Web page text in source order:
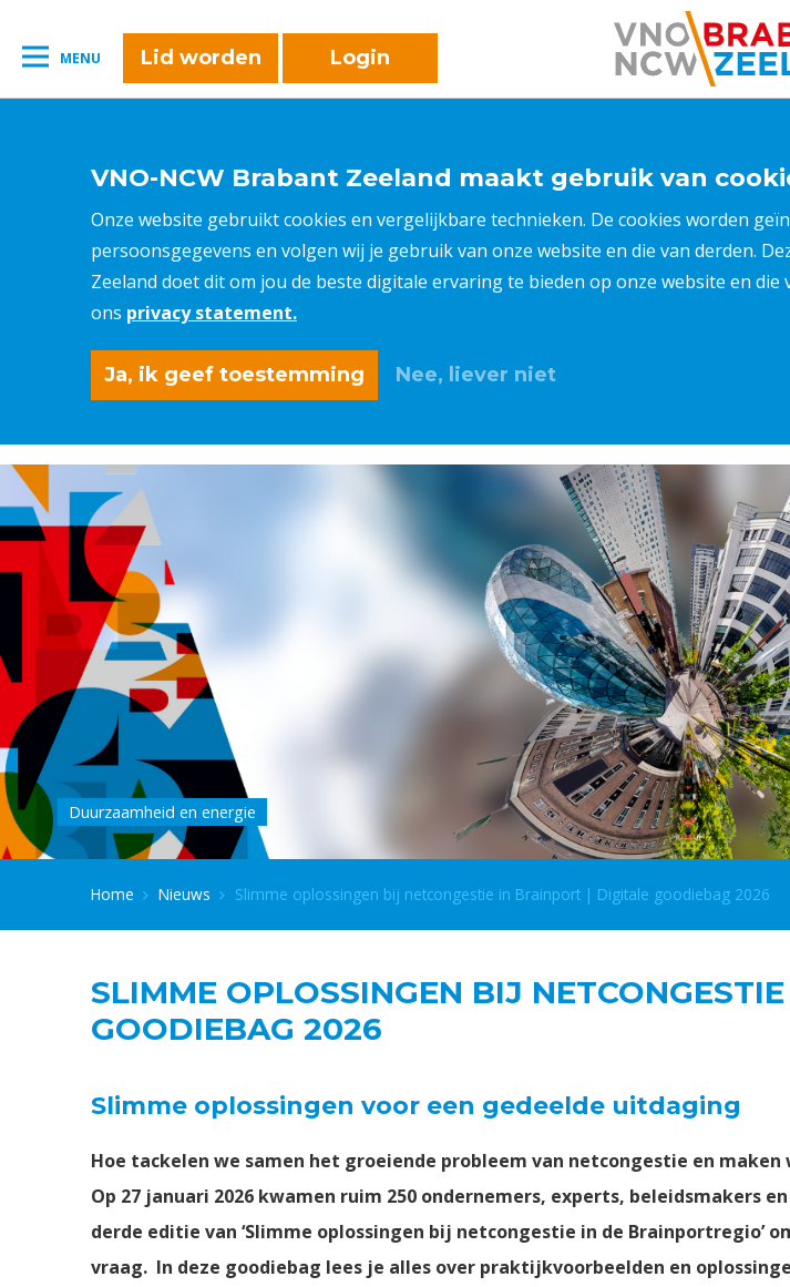
MENU Lid worden Login
VNO-NCW Brabant Zeeland maakt gebruik van
Onze website gebruikt cookies en vergelijkbare technieken. De cookies worden
persoonsgegevens en volgen wij je gebruik van onze website en die van derden.
Zeeland doet dit om jou de beste digitale ervaring te bieden op onze website en
ons privacy statement.
Ja, ik geef toestemming Nee, liever niet
Duurzaamheid en energie
Home Nieuws Slimme oplossingen bij netcongestie in Brainport | Digitale goodiebag 2026
SLIMME OPLOSSINGEN BIJ
GOODIEBAG 2026
Slimme oplossingen voor een gedeelde uitdaging
Hoe tackelen we samen het groeiende probleem van netcongestie en
Op 27 januari 2026 kwamen ruim 250 ondernemers, experts, beleidsmakers
derde editie van ‘Slimme oplossingen bij netcongestie in de Brainportregio’
vraag. In deze goodiebag lees je alles over praktijkvoorbeelden en